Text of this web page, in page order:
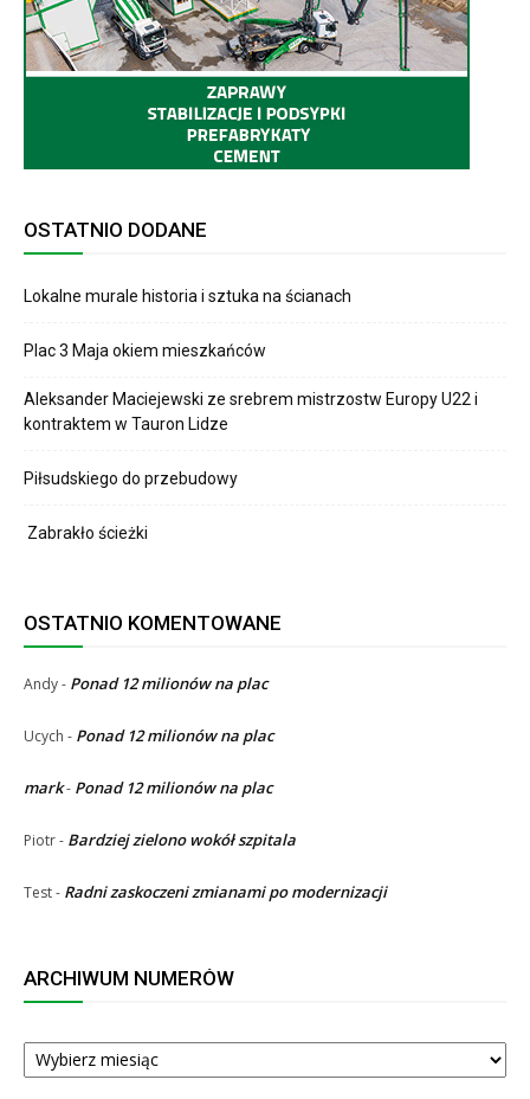
OSTATNIO DODANE
Lokalne murale historia i sztuka na ścianach
Plac 3 Maja okiem mieszkańców
Aleksander Maciejewski ze srebrem mistrzostw Europy U22 i
kontraktem w Tauron Lidze
Piłsudskiego do przebudowy
Zabrakło ścieżki
OSTATNIO KOMENTOWANE
Andy- Ponad 12 milionów na plac
Ucych - Ponad 12 milionów na plac
mark- Ponad 12 milionów na plac
Piotr- Bardziej zielono wokół szpitala
Test- Radni zaskoczeni zmianami po modernizacji
ARCHIWUM NUMERÓW
ARCHIWUM
NUMERÓW